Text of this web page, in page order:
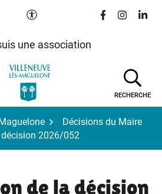
Paramètres d'accessibilité
Lien vers le
Lien vers
Lien
une association
RECHERCHE
Décisions du Maire
2026/052
de la décision